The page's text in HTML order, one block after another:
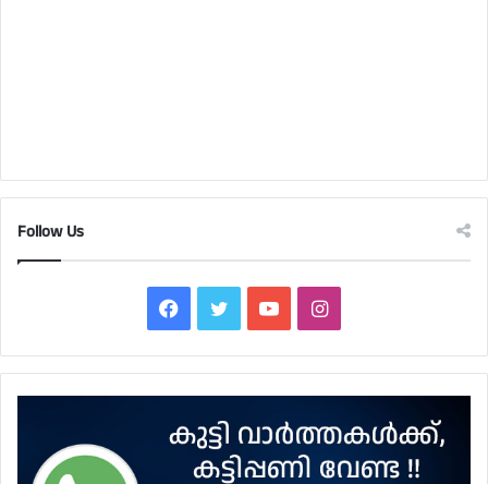
Follow Us
FacebookTwitterYouTubeInstagram